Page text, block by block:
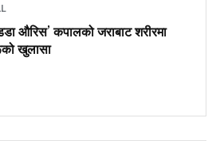
औरिस’ कपालको जराबाट शरीरमा
खुलासा